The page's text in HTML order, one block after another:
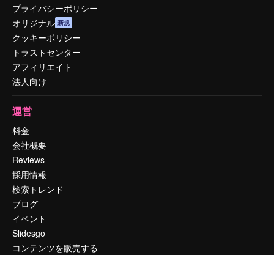
プライバシーポリシー
オリジナル 新規
クッキーポリシー
トラストセンター
アフィリエイト
法人向け
運営
料金
会社概要
Reviews
採用情報
検索トレンド
ブログ
イベント
Slidesgo
コンテンツを販売する